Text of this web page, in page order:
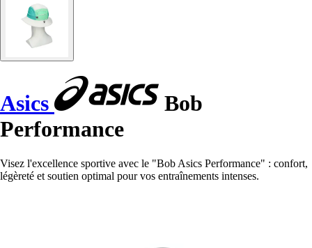
Asics
Bob
Performance
Visez l'excellence sportive avec le "Bob Asics Performance" : confort,
légèreté et soutien optimal pour vos entraînements intenses.